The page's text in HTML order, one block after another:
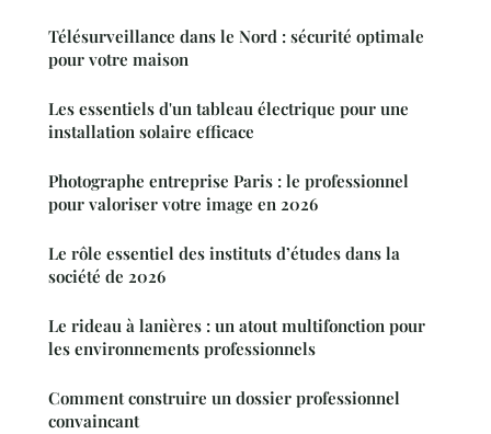
Télésurveillance dans le Nord : sécurité optimale
pour votre maison
Les essentiels d'un tableau électrique pour une
installation solaire efficace
Photographe entreprise Paris : le professionnel
pour valoriser votre image en 2026
Le rôle essentiel des instituts d’études dans la
société de 2026
Le rideau à lanières : un atout multifonction pour
les environnements professionnels
Comment construire un dossier professionnel
convaincant